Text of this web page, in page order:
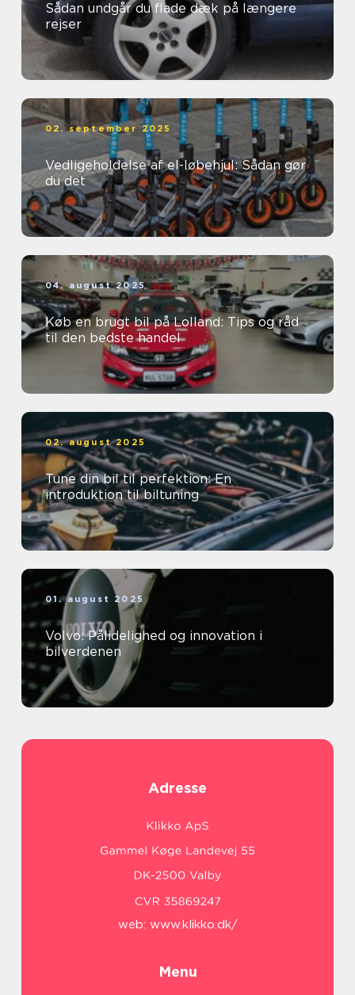
Sådan undgår du flade dæk på længere
rejser
02. september 2025
Vedligeholdelse af el-løbehjul: Sådan gør
du det
04. august 2025
Køb en brugt bil på Lolland: Tips og råd
til den bedste handel
02. august 2025
Tune din bil til perfektion: En
introduktion til biltuning
01. august 2025
Volvo: Pålidelighed og innovation i
bilverdenen
Adresse
web: www.klikko.dk/
Menu